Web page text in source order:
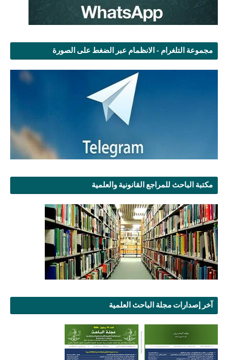
مجموعة التلغرام - الانظمام عبر الضغط على الصورة
مكتبة الباحث للمراجع القانونية والعلمية
آخر إصدارات مجلة الباحث العلمية